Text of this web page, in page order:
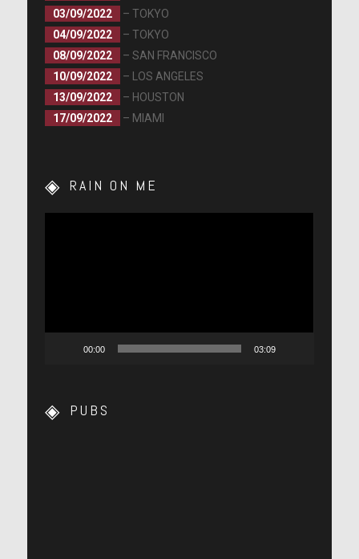
03/09/2022
– TOKYO
04/09/2022
– TOKYO
08/09/2022
– SAN FRANCISCO
10/09/2022
– LOS ANGELES
13/09/2022
– HOUSTON
17/09/2022
– MIAMI
RAIN ON ME
00:00 03:09
PUBS